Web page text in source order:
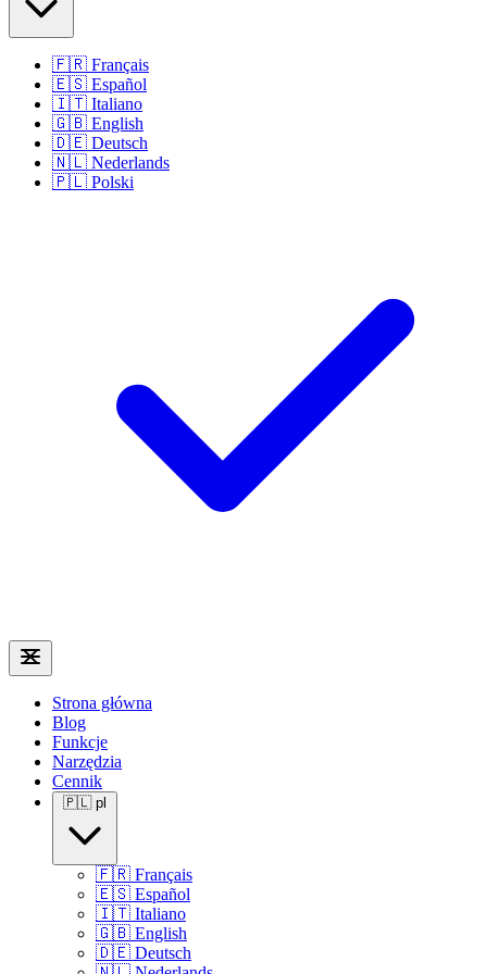
🇫🇷 Français
🇪🇸 Español
🇮🇹 Italiano
🇬🇧 English
🇩🇪 Deutsch
🇳🇱 Nederlands
🇵🇱 Polski
Strona główna
Blog
Funkcje
Narzędzia
Cennik
🇵🇱 pl
🇫🇷 Français
🇪🇸 Español
🇮🇹 Italiano
🇬🇧 English
🇩🇪 Deutsch